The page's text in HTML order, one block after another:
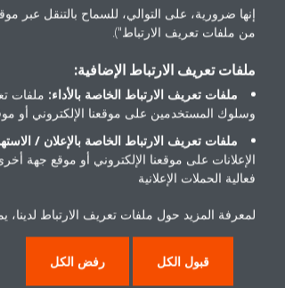
4th Floor | Ash Shatea District | Prince
Mohammed bin Fahad St | Al Shatea Business
هل
إنها ضرورية، على التوالي، للسماح بالتنقل عبر
من ملفات تعريف الارتباط").
ملفات تعريف الارتباط الإضافية:
ملفات تعريف الارتباط الخاصة بالأداء: ملفات
وسلوك المستخدمين على موقعنا الإلكتروني أو
ملفات تعريف الارتباط الخاصة بالإعلان /
الإعلانات على موقعنا الإلكتروني أو موقع جهة
فعالية الحملات الإعلانية
لمعرفة المزيد حول ملفات تعريف الارتباط لدينا،
قبول الكل رفض الكل